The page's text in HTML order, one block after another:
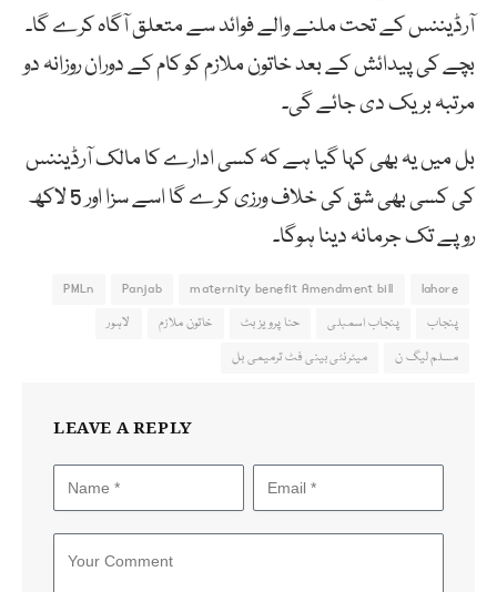
آرڈیننس کے تحت ملنے والے فوائد سے متعلق آگاہ کرے گا۔
بچے کی پیدائش کے بعد خاتون ملازم کو کام کے دوران روزانہ دو
مرتبہ بریک دی جائے گی۔
بل میں یہ بھی کہا گیا ہے کہ کسی ادارے کا مالک آرڈیننس
کی کسی بھی شق کی خلاف ورزی کرے گا اسے سزا اور 5 لاکھ
روپے تک جرمانہ دینا ہوگا۔
lahore
maternity benefit Amendment bill
Panjab
PMLn
پنجاب
پنجاب اسمبلی حنا پرویز بٹ خاتون ملازم
لاہور
مسلم لیگ ن
میٹرنٹی بینی فٹ ترمیمی بل
LEAVE A REPLY